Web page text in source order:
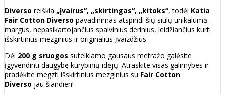
Diverso reiškia „įvairus“, „skirtingas“, „kitoks“, todėl Katia
Fair Cotton Diverso pavadinimas atspindi šių siūlų unikalumą –
margus, nepasikartojančius spalvinius derinius, leidžiančius kurti
išskirtinius mezginius ir originalius įvaizdžius.
Dėl 200 g sruogos suteikiamo gausaus metražo galėsite
įgyvendinti daugybę kūrybinių idėjų. Atraskite visas galimybes ir
pradėkite megzti išskirtinius mezginius su Fair Cotton
Diverso jau šiandien!